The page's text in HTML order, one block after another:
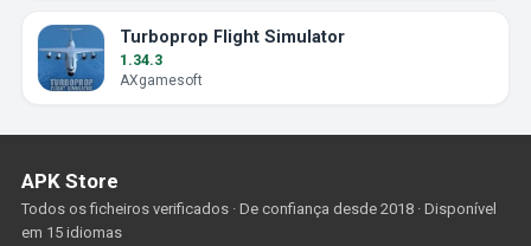
Turboprop Flight Simulator
1.34.3
AXgamesoft
APK Store
Todos os ficheiros verificados · De confiança desde 2018 · Disponível
em 15 idiomas